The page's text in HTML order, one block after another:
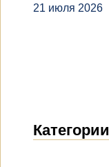
21 июля 2026
Категории